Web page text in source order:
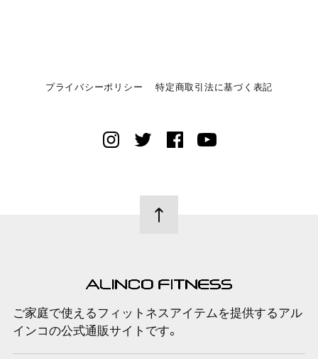
プライバシーポリシー 特定商取引法に基づく表記
ご家庭で使えるフィットネスアイテムを提供するアル
インコの公式通販サイトです。